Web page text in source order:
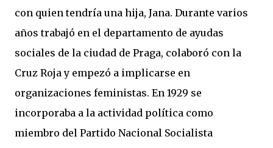
con quien tendría una hija, Jana. Durante varios
años trabajó en el departamento de ayudas
sociales de la ciudad de Praga, colaboró con la
Cruz Roja y empezó a implicarse en
organizaciones feministas. En 1929 se
incorporaba a la actividad política como
miembro del Partido Nacional Socialista